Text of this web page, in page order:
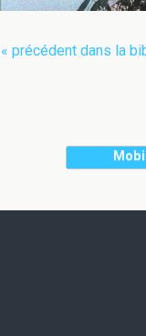
« précédent dans la